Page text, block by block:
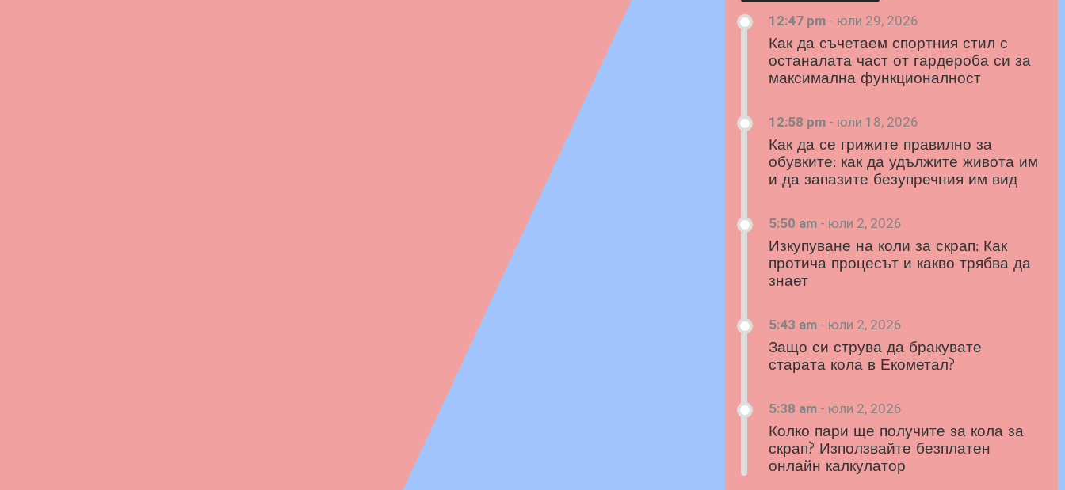
12:47 pm - юли 29, 2026
Как да съчетаем спортния стил с
останалата част от гардероба си за
максимална функционалност
12:58 pm - юли 18, 2026
Как да се грижите правилно за
обувките: как да удължите живота им
и да запазите безупречния им вид
5:50 am - юли 2, 2026
Изкупуване на коли за скрап: Как
протича процесът и какво трябва да
знает
5:43 am - юли 2, 2026
Защо си струва да бракувате
старата кола в Екометал?
5:38 am - юли 2, 2026
Колко пари ще получите за кола за
скрап? Използвайте безплатен
онлайн калкулатор